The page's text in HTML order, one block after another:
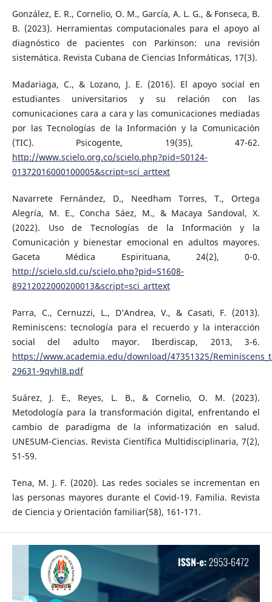
González, E. R., Cornelio, O. M., García, A. L. G., & Fonseca, B.
B. (2023). Herramientas computacionales para el apoyo al
diagnóstico de pacientes con Parkinson: una revisión
sistemática. Revista Cubana de Ciencias Informáticas, 17(3).
Madariaga, C., & Lozano, J. E. (2016). El apoyo social en
estudiantes universitarios y su relación con las
comunicaciones cara a cara y las comunicaciones mediadas
por las Tecnologías de la Información y la Comunicación
(TIC). Psicogente, 19(35), 47-62.
http://www.scielo.org.co/scielo.php?pid=S0124-
01372016000100005&script=sci_arttext
Navarrete Fernández, D., Needham Torres, T., Ortega
Alegría, M. E., Concha Sáez, M., & Macaya Sandoval, X.
(2022). Uso de Tecnologías de la Información y la
Comunicación y bienestar emocional en adultos mayores.
Gaceta Médica Espirituana, 24(2), 0-0.
http://scielo.sld.cu/scielo.php?pid=S1608-
89212022000200013&script=sci_arttext
Parra, C., Cernuzzi, L., D’Andrea, V., & Casati, F. (2013).
Reminiscens: tecnología para el recuerdo y la interacción
social del adulto mayor. Iberdiscap, 2013, 3-6.
https://www.academia.edu/download/47351325/
29631-9qvhl8.pdf
Suárez, J. E., Reyes, L. B., & Cornelio, O. M. (2023).
Metodología para la transformación digital, enfrentando el
cambio de paradigma de la informatización en salud.
UNESUM-Ciencias. Revista Científica Multidisciplinaria, 7(2),
51-59.
Tena, M. J. F. (2020). Las redes sociales se incrementan en
las personas mayores durante el Covid-19. Familia. Revista
de Ciencia y Orientación familiar(58), 161-171.